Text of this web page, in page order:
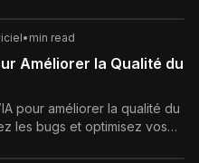
• min read
Améliorer la Qualité du
pour améliorer la qualité du
les bugs et optimisez vos